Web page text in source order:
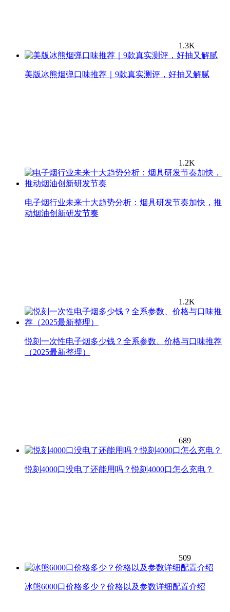
1.3K
美版冰熊烟弹口味推荐｜9款真实测评，好抽又解腻
1.2K
电子烟行业未来十大趋势分析：烟具研发节奏加快，推
动烟油创新研发节奏
1.2K
悦刻一次性电子烟多少钱？全系参数、价格与口味推荐
（2025最新整理）
689
悦刻4000口没电了还能用吗？悦刻4000口怎么充电？
509
冰熊6000口价格多少？价格以及参数详细配置介绍